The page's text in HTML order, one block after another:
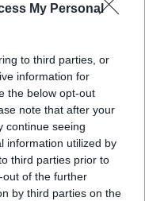
My Personal
to third parties, or
information for
the below opt-out
note that after your
continue seeing
information utilized by
third parties prior to
of the further
by third parties on the
kan du läsa mer
bilekonomi,
kupé- och